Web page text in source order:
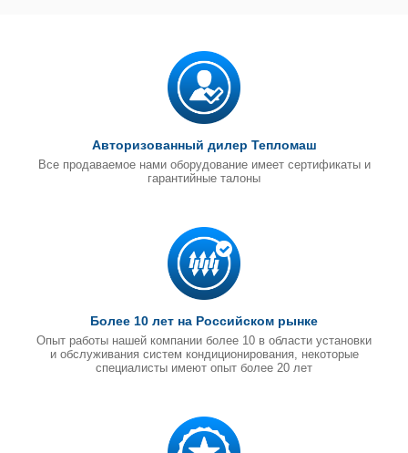
Авторизованный дилер Тепломаш
Все продаваемое нами оборудование имеет сертификаты и
гарантийные талоны
Более 10 лет на Российском рынке
Опыт работы нашей компании более 10 в области установки
и обслуживания систем кондиционирования, некоторые
специалисты имеют опыт более 20 лет